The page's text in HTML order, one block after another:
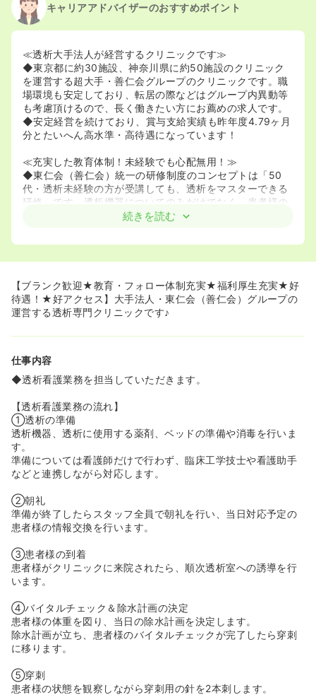
キャリアアドバイザーのおすすめポイント
≪透析大手法人が経営するクリニックです≫
◆東京都に約30施設、神奈川県に約50施設のクリニック
を運営する超大手・善仁会グループのクリニックです。職
場環境も安定しており、転居の際などはグループ内異動等
も考慮頂けるので、長く働きたい方にお薦めの求人です。
◆安定経営を続けており、賞与支給実績も昨年度4.79ヶ月
分とたいへん高水準・高待遇になっています！
≪充実した教育体制！未経験でも心配無用！≫
◆東仁会（善仁会）統一の研修制度のコンセプトは「50
代・透析未経験の方が受講しても、透析をマスターできる
研修」です。透析機器についてのみだけでなく、患者様の
特性や、それに応じて看護師に求められる接遇等に関して
経て透析未経験の方も仕事に順応し、現在多くの方がご活
病院近隣の関連施設にて接遇に関する研修を1週間、手技の
研修を2週間受講します。また、その研修後は配属先施設
で2週間ほどの実践研修があります。また、フォローアッ
が可能です♪
ローします。未経験の方も投げ出されることなく透析につ
いて学んでいけるので、安心して挑戦することができる環
≪センター病院との緊密な連携≫
◆24時間365日｢横浜第一病院｣「吉祥寺あさひ病院」と連
速に対応してもらえるので安心です｡産休･育休などで人員
不足が生じた場合は､他クリニックからヘルプ要員を呼ぶこ
◆｢感染対策｣や｢医療安全｣にもグループ全体で取り組んで
おり､小規模なクリニックでも､質の高い透析医療を提供し
ています｡
≪プライベートと両立させながら働くことのできる環境で
す♪≫
して｢残業ゼロ｣を目標に協力し合っています｡
◆善仁会グループとして時短正職員制度を運用しているた
め、小さいお子様がいる等の方は勤務時間を短縮した上
で、正職員として働くこともご相談可能です♪
す。そのため、お仕事の後は都心エリアまで買い物に行く
等、オンオフを切り換えて働ける環境です！
続きを読む
【ブランク歓迎★教育・フォロー体制充実★福利厚生充実★好
待遇！★好アクセス】大手法人・東仁会（善仁会）グループの
運営する透析専門クリニックです♪
仕事内容
◆透析看護業務を担当していただきます。
【透析看護業務の流れ】
①透析の準備
透析機器、透析に使用する薬剤、ベッドの準備や消毒を行いま
す。
準備については看護師だけで行わず、臨床工学技士や看護助手
などと連携しながら対応します。
②朝礼
準備が終了したらスタッフ全員で朝礼を行い、当日対応予定の
患者様の情報交換を行います。
③患者様の到着
患者様がクリニックに来院されたら、順次透析室への誘導を行
います。
④バイタルチェック＆除水計画の決定
患者様の体重を図り、当日の除水計画を決定します。
除水計画が立ち、患者様のバイタルチェックが完了したら穿刺
に移ります。
⑤穿刺
患者様の状態を観察しながら穿刺用の針を2本刺します。